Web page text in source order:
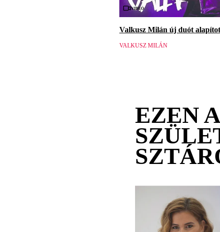
Videó
Valkusz Milán új duót
VALKUSZ MILÁN
EZEN